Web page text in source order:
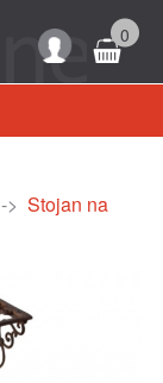
0
Stojan na